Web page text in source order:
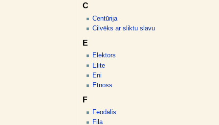
C
Centūrija
Cilvēks ar sliktu slavu
E
Elektors
Elite
Eni
Etnoss
F
Feodālis
Fila